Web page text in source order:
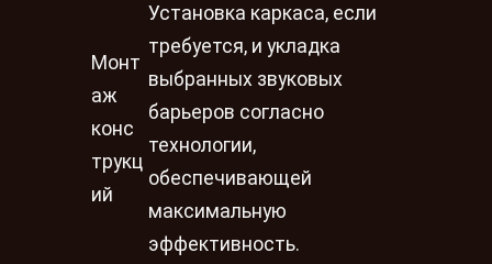
Монт
аж
конс
трукц
ий
Установка каркаса, если
требуется, и укладка
выбранных звуковых
барьеров согласно
технологии,
обеспечивающей
максимальную
эффективность.